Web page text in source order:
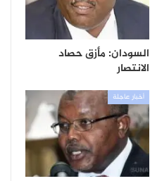
السودان: مأزق حصاد
الانتصار
أخبار عاجلة